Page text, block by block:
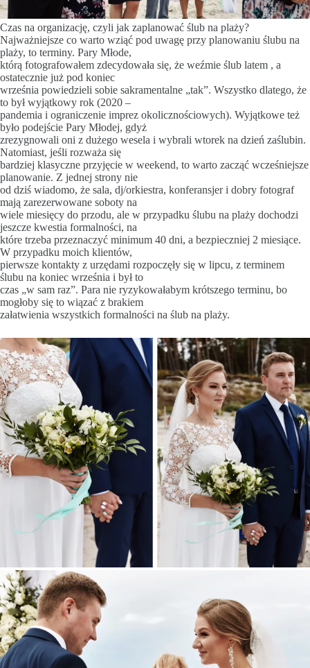
Czas na organizację, czyli jak zaplanować ślub na plaży?
Najważniejsze co warto wziąć pod uwagę przy planowaniu ślubu na
plaży, to terminy. Pary Młode,
którą fotografowałem zdecydowała się, że weźmie ślub latem , a
ostatecznie już pod koniec
września powiedzieli sobie sakramentalne „tak”. Wszystko dlatego, że
to był wyjątkowy rok (2020 –
pandemia i ograniczenie imprez okolicznościowych). Wyjątkowe też
było podejście Pary Młodej, gdyż
zrezygnowali oni z dużego wesela i wybrali wtorek na dzień zaślubin.
Natomiast, jeśli rozważa się
bardziej klasyczne przyjęcie w weekend, to warto zacząć wcześniejsze
planowanie. Z jednej strony nie
od dziś wiadomo, że sala, dj/orkiestra, konferansjer i dobry fotograf
mają zarezerwowane soboty na
wiele miesięcy do przodu, ale w przypadku ślubu na plaży dochodzi
jeszcze kwestia formalności, na
które trzeba przeznaczyć minimum 40 dni, a bezpieczniej 2 miesiące.
W przypadku moich klientów,
pierwsze kontakty z urzędami rozpoczęły się w lipcu, z terminem
ślubu na koniec września i był to
czas „w sam raz”. Para nie ryzykowałabym krótszego terminu, bo
mogłoby się to wiązać z brakiem
załatwienia wszystkich formalności na ślub na plaży.